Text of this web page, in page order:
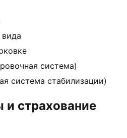
система)
система стабилизации)
и страхование